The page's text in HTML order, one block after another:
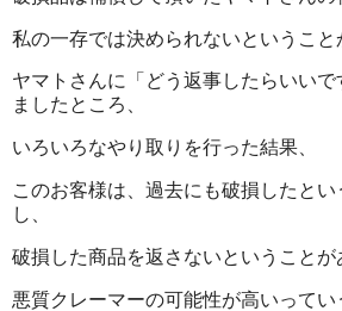
私の一存では決められないということ
ヤマトさんに「どう返事したらいい
ましたところ、
いろいろなやり取りを行った結果、
このお客様は、過去にも破損したと
し、
破損した商品を返さないということが
悪質クレーマーの可能性が高いってい